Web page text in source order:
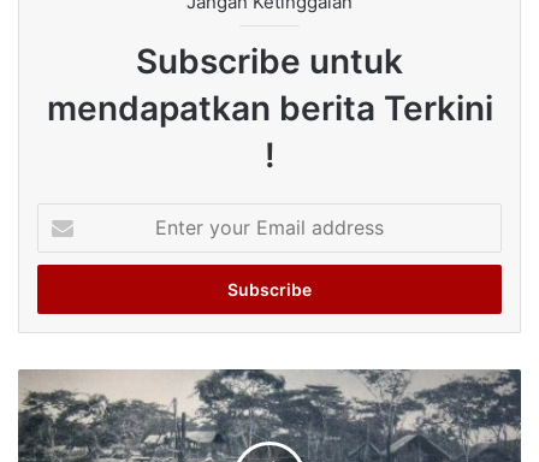
Subscribe untuk
mendapatkan berita Terkini
!
your
Email